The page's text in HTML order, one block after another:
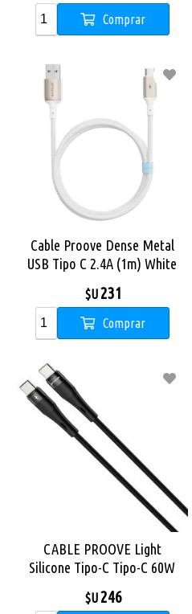
Comprar
Cable Proove Dense Metal
USB Tipo C 2.4A (1m) White
$U231
Comprar
CABLE PROOVE Light
Silicone Tipo-C Tipo-C 60W
$U246